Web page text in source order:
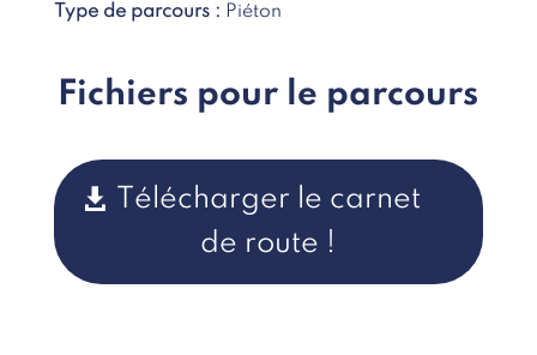
Type de parcours : Piéton
Fichiers pour le parcours
Télécharger le carnet
de route !